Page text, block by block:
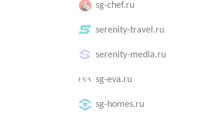
sg-chef.ru
serenity-travel.ru
serenity-media.ru
sg-eva.ru
sg-homes.ru